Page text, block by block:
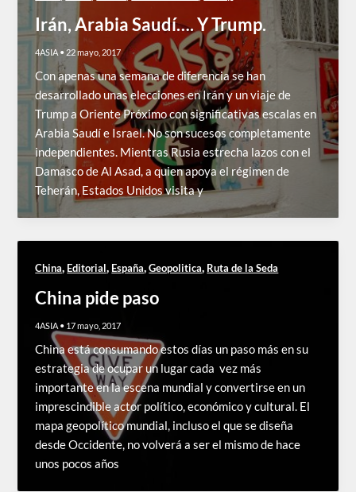
Irán, Arabia Saudí…. Y Trump.
4ASIA • 22 mayo, 2017
Con apenas una semana de diferencia se han
desarrollado unas elecciones en Irán y un viaje de
Trump a Oriente Próximo con significativas escalas en
Arabia Saudí e Israel. No son sucesos completamente
independientes. Mientras Rusia estrecha lazos con el
Damasco de Al Asad, a quien apoya el régimen de
Teherán, Estados Unidos visita y
China, Editorial, España,Geopolitica, Ruta de la Seda
China pide paso
4ASIA • 17 mayo, 2017
China está consumando estos días un paso más en su
estrategia de ocupar un lugar cada vez más
importante en la escena mundial y convertirse en un
imprescindible actor político, económico y cultural. El
mapa geopolítico mundial, incluso el que se diseña
desde Occidente, no volverá a ser el mismo de hace
unos pocos años